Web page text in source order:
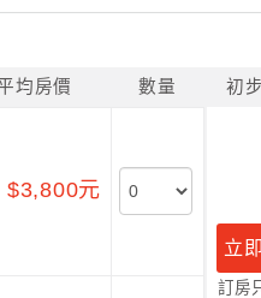
均房價 數量 初
$3,800元
立
訂房